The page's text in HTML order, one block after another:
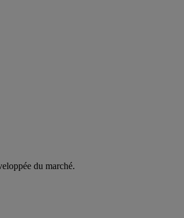
du marché.